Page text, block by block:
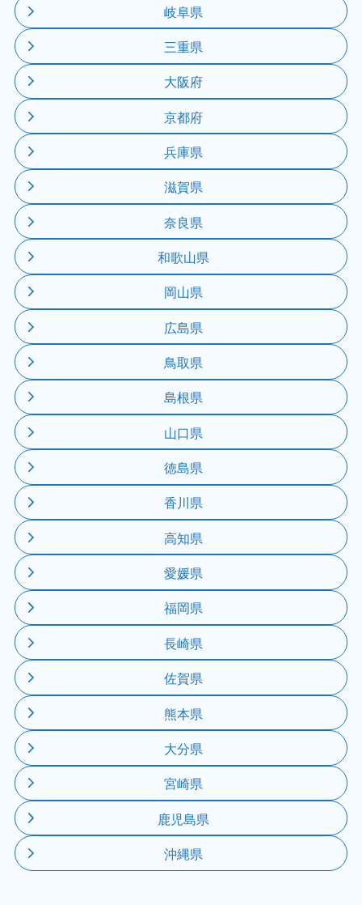
岐阜県
三重県
大阪府
京都府
兵庫県
滋賀県
奈良県
和歌山県
岡山県
広島県
鳥取県
島根県
山口県
徳島県
香川県
高知県
愛媛県
福岡県
長崎県
佐賀県
熊本県
大分県
宮崎県
鹿児島県
沖縄県